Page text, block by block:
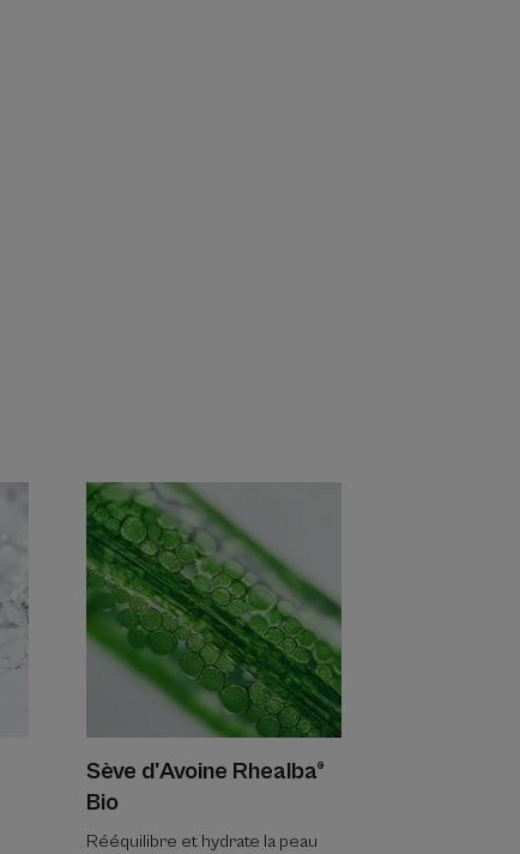
Sève d'Avoine Rhealba®
Bio
Rééquilibre et hydrate la peau